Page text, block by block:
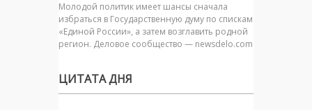
Молодой политик имеет шансы сначала
избраться в Государственную думу по спискам
«Единой России», а затем возглавить родной
регион. Деловое сообщество — newsdelo.com
ЦИТАТА ДНЯ